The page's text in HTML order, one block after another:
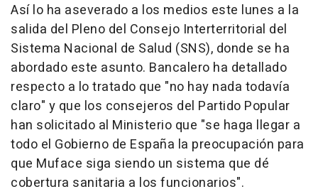
Así lo ha aseverado a los medios este lunes a la
salida del Pleno del Consejo Interterritorial del
Sistema Nacional de Salud (SNS), donde se ha
abordado este asunto. Bancalero ha detallado
respecto a lo tratado que "no hay nada todavía
claro" y que los consejeros del Partido Popular
han solicitado al Ministerio que "se haga llegar a
todo el Gobierno de España la preocupación para
que Muface siga siendo un sistema que dé
cobertura sanitaria a los funcionarios".